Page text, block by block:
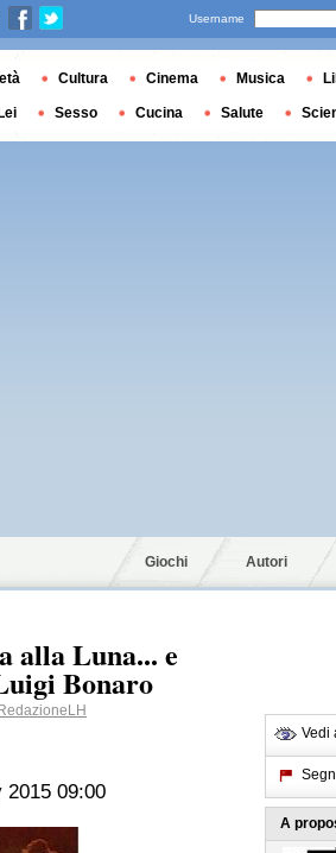
Giochi Autori
alla Luna... e
Bonaro
2015 09:00
Vedi
A
Username
Cultura Cinema Musica
Sesso Cucina Salute